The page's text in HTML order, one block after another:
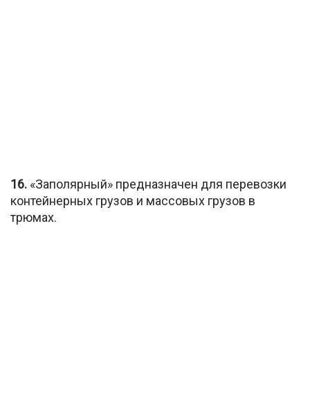
16. «Заполярный» предназначен для перевозки
контейнерных грузов и массовых грузов в
трюмах.